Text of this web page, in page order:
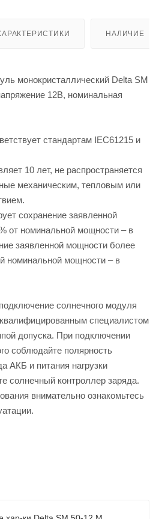
НАЛИЧИЕ
монокристаллический Delta SM
12В, номинальная
стандартам IEC61215 и
10 лет, не распространяется
механическим, тепловым или
сохранение заявленной
от номинальной мощности – в
заявленной мощности более
номинальной мощности – в
солнечного модуля
специалистом
допуска. При подключении
соблюдайте полярность
АКБ и питания нагрузки
солнечный контроллер заряда.
внимательно ознакомьтесь